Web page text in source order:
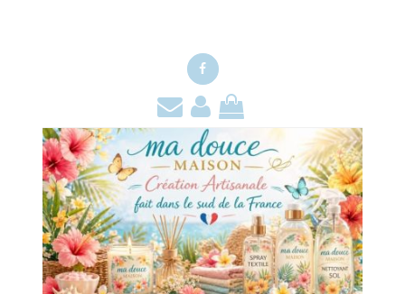
Facebook
Contact
Mon
compte
Mon
panier